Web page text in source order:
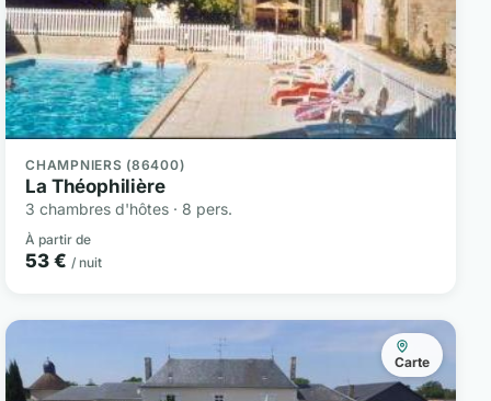
CHAMPNIERS (86400)
La Théophilière
3 chambres d'hôtes · 8 pers.
À partir de
53 € / nuit
Carte